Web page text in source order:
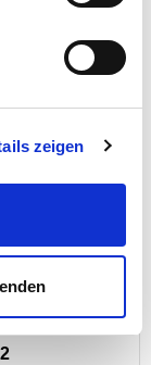
zeigen